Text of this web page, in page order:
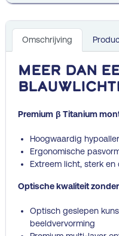
Omschrijving
Meer dan
Premium β Titanium
Hoogwaardig
Ergonomische
Extreem licht, sterk en
Optische kwaliteit
Optisch geslepen
beeldvervorming